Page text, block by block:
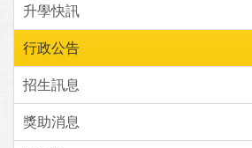
升學快訊
行政公告
招生訊息
獎助消息